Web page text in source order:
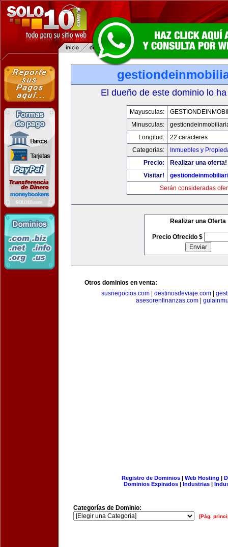
El dueño de este dominio lo
Mayusculas:
Minusculas:
Longitud:
22 caracteres
Categorias:
Inmuebles y
Precio:
Realizar una oferta!
Visitar!
Serán consideradas
Realizar una Oferta
Precio Ofrecido $
Otros dominios en venta:
susnegocios.com| destinosdeviaje.com|
asesorenfinanzas.com|
Registro de Dominios| Web Hosting |
Dominios Expirados | Industrias |
Categorías de Dominio:
[Pág.